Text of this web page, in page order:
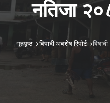
नतिजा
गृहपृष्ठ >विषादी अवशेष रिपोर्ट>